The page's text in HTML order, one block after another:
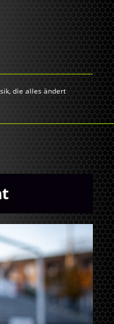
die alles ändert